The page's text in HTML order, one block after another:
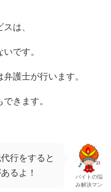
は、
です。
弁護士が行います。
きます。
行をすると
るよ！
バイトの悩
み解決マン